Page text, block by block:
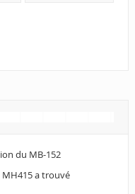
du MB-152
a trouvé